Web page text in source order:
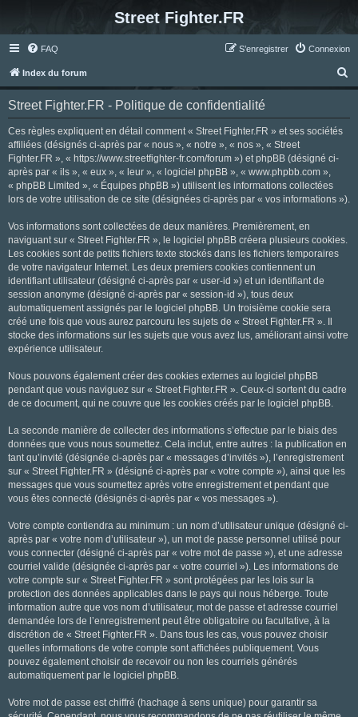
Street Fighter.FR
FAQ Connexion
S’enregistrer
Index du forum
e
Street Fighter.FR - Politique de confidentialité
Ces règles expliquent en détail comment « Street Fighter.FR » et ses sociétés
affiliées (désignés ci-après par « nous », « notre », « nos », « Street
Fighter.FR », « https://www.streetfighter-fr.com/forum ») et phpBB (désigné ci-
après par « ils », « eux », « leur », « logiciel phpBB », « www.phpbb.com »,
« phpBB Limited », « Équipes phpBB ») utilisent les informations collectées
lors de votre utilisation de ce site (désignées ci-après par « vos informations »).
Vos informations sont collectées de deux manières. Premièrement, en
naviguant sur « Street Fighter.FR », le logiciel phpBB créera plusieurs cookies.
Les cookies sont de petits fichiers texte stockés dans les fichiers temporaires
de votre navigateur Internet. Les deux premiers cookies contiennent un
identifiant utilisateur (désigné ci-après par « user-id ») et un identifiant de
session anonyme (désigné ci-après par « session-id »), tous deux
automatiquement assignés par le logiciel phpBB. Un troisième cookie sera
créé une fois que vous aurez parcouru les sujets de « Street Fighter.FR ». Il
stocke des informations sur les sujets que vous avez lus, améliorant ainsi votre
expérience utilisateur.
Nous pouvons également créer des cookies externes au logiciel phpBB
pendant que vous naviguez sur « Street Fighter.FR ». Ceux-ci sortent du cadre
de ce document, qui ne couvre que les cookies créés par le logiciel phpBB.
La seconde manière de collecter des informations s’effectue par le biais des
données que vous nous soumettez. Cela inclut, entre autres : la publication en
tant qu’invité (désignée ci-après par « messages d’invités »), l’enregistrement
sur « Street Fighter.FR » (désigné ci-après par « votre compte »), ainsi que les
messages que vous soumettez après votre enregistrement et pendant que
vous êtes connecté (désignés ci-après par « vos messages »).
Votre compte contiendra au minimum : un nom d’utilisateur unique (désigné ci-
après par « votre nom d’utilisateur »), un mot de passe personnel utilisé pour
vous connecter (désigné ci-après par « votre mot de passe »), et une adresse
courriel valide (désignée ci-après par « votre courriel »). Les informations de
votre compte sur « Street Fighter.FR » sont protégées par les lois sur la
protection des données applicables dans le pays qui nous héberge. Toute
information autre que vos nom d’utilisateur, mot de passe et adresse courriel
demandée lors de l’enregistrement peut être obligatoire ou facultative, à la
discrétion de « Street Fighter.FR ». Dans tous les cas, vous pouvez choisir
quelles informations de votre compte sont affichées publiquement. Vous
pouvez également choisir de recevoir ou non les courriels générés
automatiquement par le logiciel phpBB.
Votre mot de passe est chiffré (hachage à sens unique) pour garantir sa